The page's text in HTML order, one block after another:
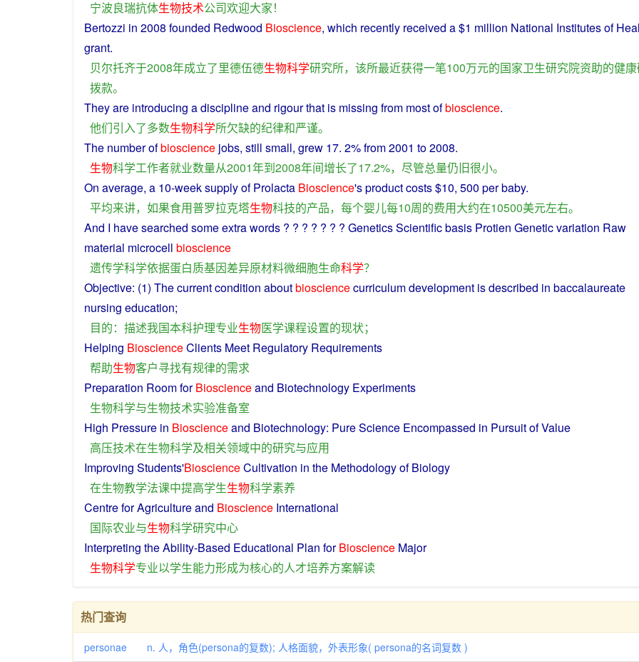
宁波良瑞抗体生物技术公司欢迎大家！
Bertozzi in 2008 founded Redwood Bioscience, which recently received a$1 million National Institutesof
grant.
贝尔托齐于2008年成立了里德伍德生物科学研究所， 该所最近获得一笔100万元的国家卫生研究院资助的健康
拨款。
Theyare introducing adisciplineand rigourthat is missing from mostofbioscience.
他们引入了多数生物科学所欠缺的纪律和严谨。
The numberofbioscience jobs, still small, grew 17. 2%from2001 to2008.
生物科学工作者就业数量从2001年到2008年间增长了17.2%， 尽管总量仍旧很小。
On average, a 10-weeksupply of Prolacta Bioscience'sproductcosts$10, 500 perbaby.
平均来讲， 如果食用普罗拉克塔生物科技的产品， 每个婴儿每10周的费用大约在10500美元左右。
And I have searched someextrawords ? ? ? ? ? ? ? GeneticsScientificbasis Protien Geneticvariation Raw
material microcell bioscience
遗传学科学依据蛋白质基因差异原材料微细胞生命科学？
Objective: (1) The current condition aboutbiosciencecurriculumdevelopment isdescribed in baccalaureate
nursing education;
目的： 描述我国本科护理专业生物医学课程设置的现状；
Helping BioscienceClients Meet Regulatory Requirements
帮助生物客户寻找有规律的需求
Preparation RoomforBioscienceand Biotechnology Experiments
生物科学与生物技术实验准备室
High Pressure in Bioscienceand Biotechnology: PureScience Encompassed in PursuitofValue
高压技术在生物科学及相关领域中的研究与应用
Improving Students'BioscienceCultivation in the Methodologyof Biology
在生物教学法课中提高学生生物科学素养
CentreforAgricultureand Bioscience International
国际农业与生物科学研究中心
Interpreting theAbility-Based Educational Plan for Bioscience Major
生物科学专业以学生能力形成为核心的人才培养方案解读
热门查询
personae n. 人，角色(persona的复数); 人格面貌，外表形象( persona的名词复数 )